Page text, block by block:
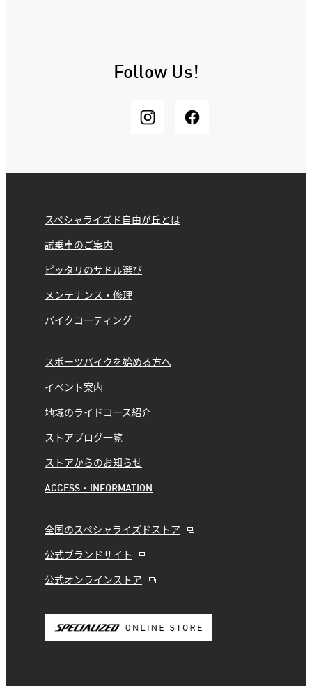
Follow Us!
スペシャライズド自由が丘とは
試乗車のご案内
ピッタリのサドル選び
メンテナンス・修理
バイクコーティング
スポーツバイクを始める方へ
イベント案内
地域のライドコース紹介
ストアブログ一覧
ストアからのお知らせ
ACCESS・INFORMATION
全国のスペシャライズドストア
公式ブランドサイト
公式オンラインストア